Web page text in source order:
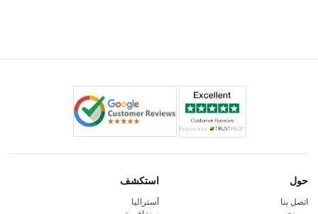
حول
اتصل بنا
استكشف
أستراليا